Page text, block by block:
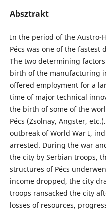
Absztrakt
In the period of the Austro-
Pécs was one of the
The two determining
birth of the manufacturing
offered employment for a
time of major technical
the birth of some of the
Pécs (Zsolnay, Angster,
outbreak of World War I,
arrested. During the war
the city by Serbian troops,
structures of Pécs
income dropped, the city
troops ransacked the city
losses of resources,